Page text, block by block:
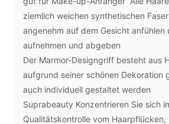
ziemlich weichen synthetischen
angenehm auf dem Gesicht
aufnehmen und abgeben
Der Marmor-Designgriff besteht aus
aufgrund seiner schönen Dekoration
auch individuell gestaltet werden
Suprabeauty Konzentrieren Sie sich
Qualitätskontrolle vom Haarpflücken,